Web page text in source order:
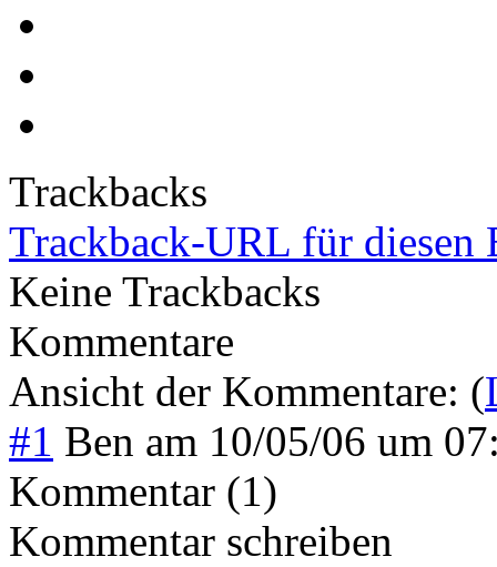
Trackbacks
Trackback-URL für diesen
Keine Trackbacks
Kommentare
Ansicht der Kommentare: (
#1 Ben am 10/05/06 um
Kommentar (1)
Kommentar schreiben